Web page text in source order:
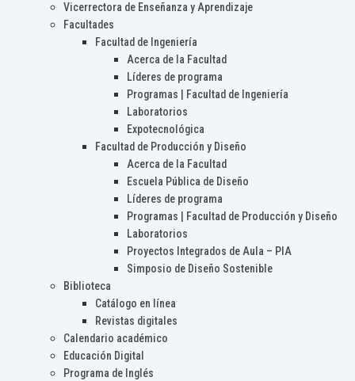
Vicerrectora de Enseñanza y Aprendizaje
Facultades
Facultad de Ingeniería
Acerca de la Facultad
Líderes de programa
Programas | Facultad de Ingeniería
Laboratorios
Expotecnológica
Facultad de Producción y Diseño
Acerca de la Facultad
Escuela Pública de Diseño
Líderes de programa
Programas | Facultad de Producción y Diseño
Laboratorios
Proyectos Integrados de Aula – PIA
Simposio de Diseño Sostenible
Biblioteca
Catálogo en línea
Revistas digitales
Calendario académico
Educación Digital
Programa de Inglés